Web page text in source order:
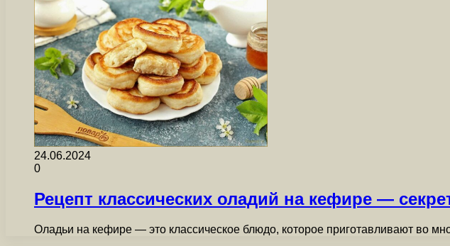
24.06.2024
0
Рецепт классических оладий на кефире —
Оладьи на кефире — это классическое блюдо, которое приготавливают во